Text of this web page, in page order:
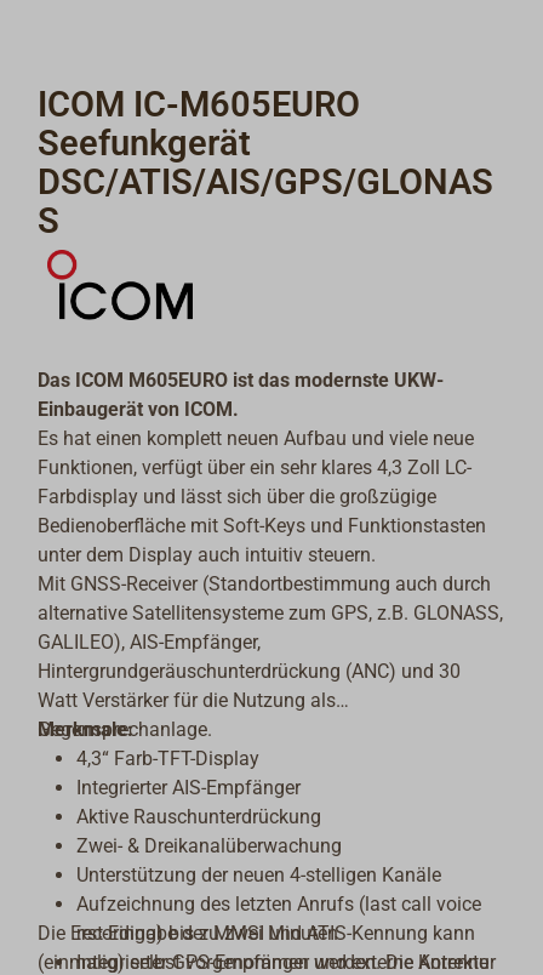
ICOM IC-M605EURO
Seefunkgerät
DSC/ATIS/AIS/GPS/GLONAS
S
Das ICOM M605EURO ist das modernste UKW-
Einbaugerät von ICOM.
Es hat einen komplett neuen Aufbau und viele neue
Funktionen, verfügt über ein sehr klares 4,3 Zoll LC-
Farbdisplay und lässt sich über die großzügige
Bedienoberfläche mit Soft-Keys und Funktionstasten
unter dem Display auch intuitiv steuern.
Mit GNSS-Receiver (Standortbestimmung auch durch
alternative Satellitensysteme zum GPS, z.B. GLONASS,
GALILEO), AIS-Empfänger,
Hintergrundgeräuschunterdrückung (ANC) und 30
Watt Verstärker für die Nutzung als
Gegensprechanlage.
Merkmale:
4,3“ Farb-TFT-Display
Integrierter AIS-Empfänger
Aktive Rauschunterdrückung
Zwei- & Dreikanalüberwachung
Unterstützung der neuen 4-stelligen Kanäle
Aufzeichnung des letzten Anrufs (last call voice
recording) bis zu zwei Minuten
Integrierter GPS-Empfänger und externe Antenne
Die Erst-Eingabe der MMSI und ATIS-Kennung kann
(einmalig) selbst vorgenommen werden. Die Korrektur